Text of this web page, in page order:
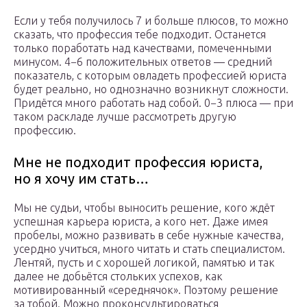
Если у тебя получилось 7 и больше плюсов, то можно
сказать, что профессия тебе подходит. Останется
только поработать над качествами, помеченными
минусом. 4−6 положительных ответов — средний
показатель, с которым овладеть профессией юриста
будет реально, но однозначно возникнут сложности.
Придётся много работать над собой. 0−3 плюса — при
таком раскладе лучше рассмотреть другую
профессию.
Мне не подходит профессия юриста,
но я хочу им стать…
Мы не судьи, чтобы выносить решение, кого ждёт
успешная карьера юриста, а кого нет. Даже имея
пробелы, можно развивать в себе нужные качества,
усердно учиться, много читать и стать специалистом.
Лентяй, пусть и с хорошей логикой, памятью и так
далее не добьётся стольких успехов, как
мотивированный «середнячок». Поэтому решение
за тобой. Можно проконсультироваться